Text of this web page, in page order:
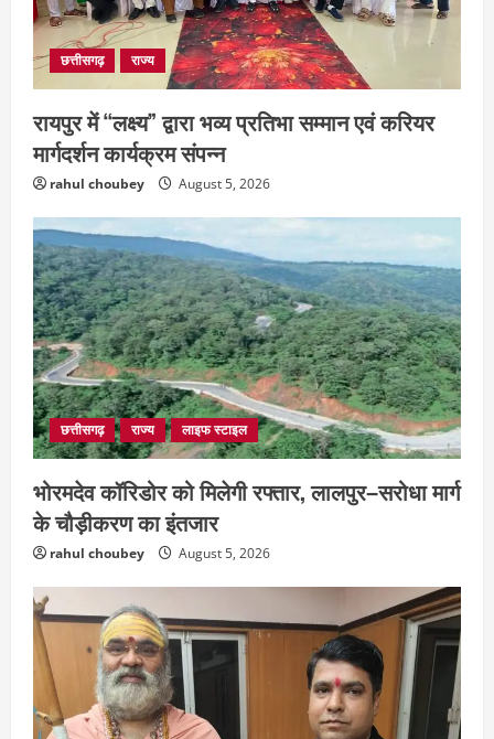
छत्तीसगढ़ राज्य
रायपुर में “लक्ष्य” द्वारा भव्य प्रतिभा सम्मान एवं करियर
मार्गदर्शन कार्यक्रम संपन्न
rahul choubey August 5, 2026
छत्तीसगढ़ राज्य लाइफ स्टाइल
भोरमदेव कॉरिडोर को मिलेगी रफ्तार, लालपुर–सरोधा मार्ग
के चौड़ीकरण का इंतजार
rahul choubey August 5, 2026